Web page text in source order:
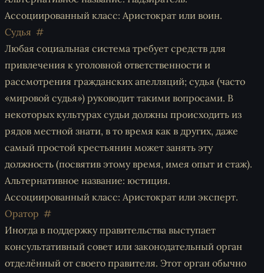
Ассоциированный класс: Аристократ или воин.
Судья
Любая социальная система требует средств для
привлечения к уголовной ответственности и
рассмотрения гражданских апелляций; судья (часто
«мировой судья») руководит такими вопросами. В
некоторых культурах судьи должны происходить из
рядов местной знати, в то время как в других, даже
самый простой крестьянин может занять эту
должность (посвятив этому время, имея опыт и стаж).
Альтернативное название: юстиция.
Ассоциированный класс: Аристократ или эксперт.
Оратор
Иногда в поддержку правительства выступает
консультативный совет или законодательный орган
отделённый от своего правителя. Этот орган обычно